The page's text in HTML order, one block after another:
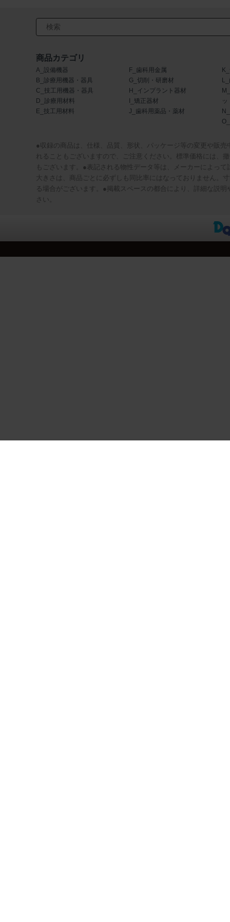
検索キーワード入力
商品カテゴリ
A_設備機器
B_診療用機器・器具
C_技工用機器・器具
D_診療用材料
E_技工用材料
F_歯科用金属
G_切削・研磨材
H_インプラント器材
I_矯正器材
J_歯科用薬品・薬材
ッ
●収録の商品は、仕様、品質、形状、パッケージ等の変更や販
れることもございますので、ご注意ください。標準価格には、
もございます。●表記される物性データ等は、メーカーによっ
大きさは、商品ごとに必ずしも同比率にはなっておりません。
る場合がございます。●掲載スペースの都合により、詳細な説
さい。